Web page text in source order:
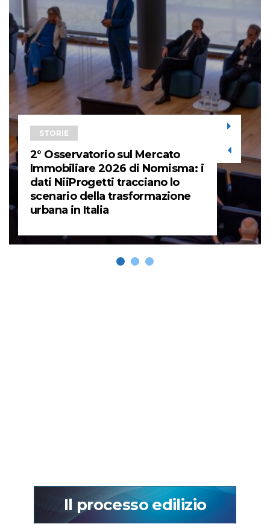
STORIE
2° Osservatorio sul Mercato
Immobiliare 2026 di Nomisma: i
dati NiiProgetti tracciano lo
scenario della trasformazione
urbana in Italia
Il processo edilizio